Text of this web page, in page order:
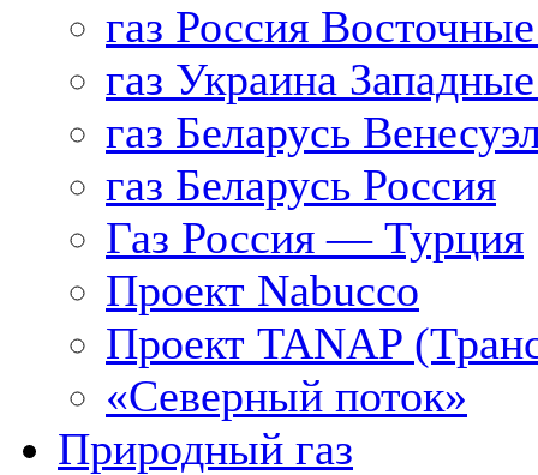
газ Россия
газ Украина
газ Беларусь
газ Беларусь Россия
Газ Россия — Турция
Проект Nabucco
Проект TANAP
«Северный поток»
Природный газ